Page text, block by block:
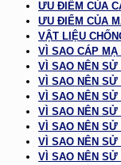
ƯU ĐIỂM CỦA
ƯU ĐIỂM CỦA
VẬT LIỆU
VÌ SAO CÁP
VÌ SAO NÊN SỬ
VÌ SAO NÊN SỬ
VÌ SAO NÊN SỬ
VÌ SAO NÊN SỬ
VÌ SAO NÊN SỬ
VÌ SAO NÊN SỬ
VÌ SAO NÊN SỬ